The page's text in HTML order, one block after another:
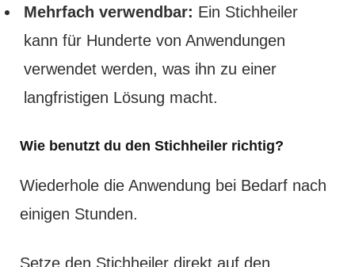
Mehrfach verwendbar: Ein Stichheiler
kann für Hunderte von Anwendungen
verwendet werden, was ihn zu einer
langfristigen Lösung macht.
Wie benutzt du den Stichheiler richtig?
Wiederhole die Anwendung bei Bedarf nach
einigen Stunden.
Setze den Stichheiler direkt auf den